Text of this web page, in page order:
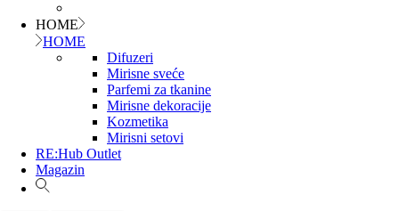
HOME
HOME
Difuzeri
Mirisne sveće
Parfemi za tkanine
Mirisne dekoracije
Kozmetika
Mirisni setovi
RE:Hub Outlet
Magazin